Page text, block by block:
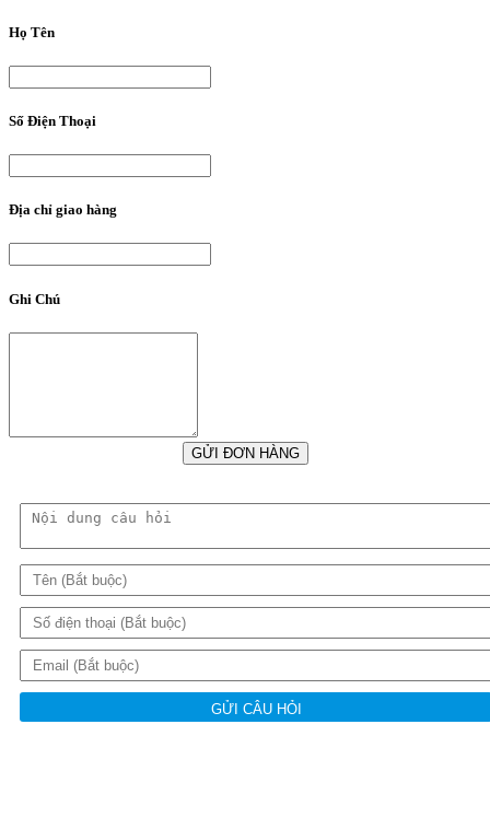
Họ Tên
Số Điện Thoại
Địa chỉ giao hàng
Ghi Chú
GỬI ĐƠN HÀNG
GỬI CÂU HỎI